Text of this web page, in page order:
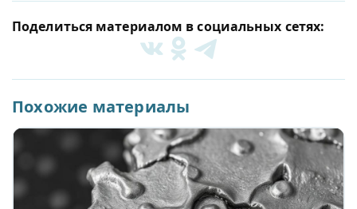
Поделиться материалом в социальных сетях:
Похожие материалы